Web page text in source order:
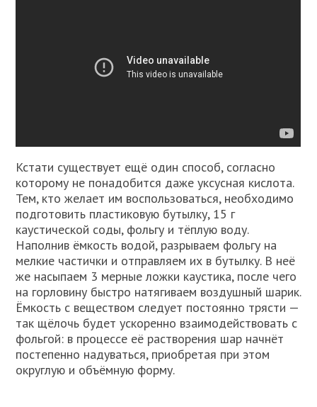
Кстати существует ещё один способ, согласно
которому не понадобится даже уксусная кислота.
Тем, кто желает им воспользоваться, необходимо
подготовить пластиковую бутылку, 15 г
каустической соды, фольгу и тёплую воду.
Наполнив ёмкость водой, разрываем фольгу на
мелкие частички и отправляем их в бутылку. В неё
же насыпаем 3 мерные ложки каустика, после чего
на горловину быстро натягиваем воздушный шарик.
Ёмкость с веществом следует постоянно трясти —
так щёлочь будет ускоренно взаимодействовать с
фольгой: в процессе её растворения шар начнёт
постепенно надуваться, приобретая при этом
округлую и объёмную форму.